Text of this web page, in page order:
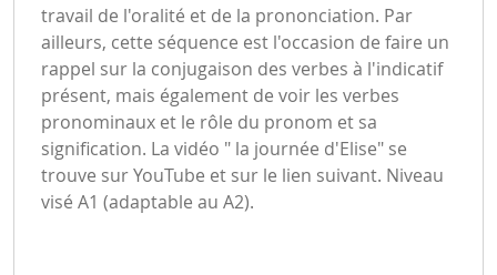
travail de l'oralité et de la prononciation. Par
ailleurs, cette séquence est l'occasion de faire un
rappel sur la conjugaison des verbes à l'indicatif
présent, mais également de voir les verbes
pronominaux et le rôle du pronom et sa
signification. La vidéo " la journée d'Elise" se
trouve sur YouTube et sur le lien suivant. Niveau
visé A1 (adaptable au A2).